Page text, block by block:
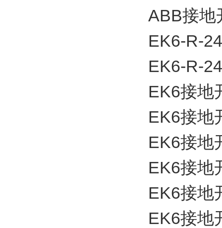
ABB接地
EK6-R-
EK6-R-
EK6接地
EK6接地
EK6接地
EK6接地
EK6接地
EK6接地